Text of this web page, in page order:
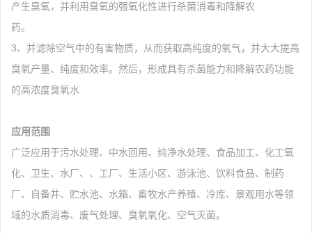
产生臭氧，并利用臭氧的强氧化性进行杀菌消毒和降解农
药。
3、并滤除空气中的有害物质，从而获取高纯度的氧气，并大大提高
臭氧产量、纯度和效率。然后，形成具有杀菌能力和降解农药功能
的高浓度臭氧水
应用范围
广泛应用于污水处理、中水回用、纯净水处理、食品加工、化工氧
化、卫生、水厂、、工厂、生活小区、游泳池、饮料食品、制药
厂、自备井、贮水池、水箱、畜牧水产养殖、冷库、景观用水等领
域的水质消毒、废气处理、臭氧氧化、空气灭菌。